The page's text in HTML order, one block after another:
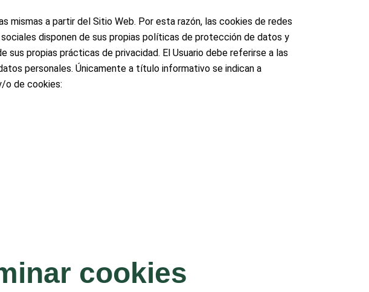
mismas a partir del Sitio Web. Por esta razón, las cookies de redes
disponen de sus propias políticas de protección de datos y
propias prácticas de privacidad. El Usuario debe referirse a las
personales. Únicamente a título informativo se indican a
o de cookies:
cookies